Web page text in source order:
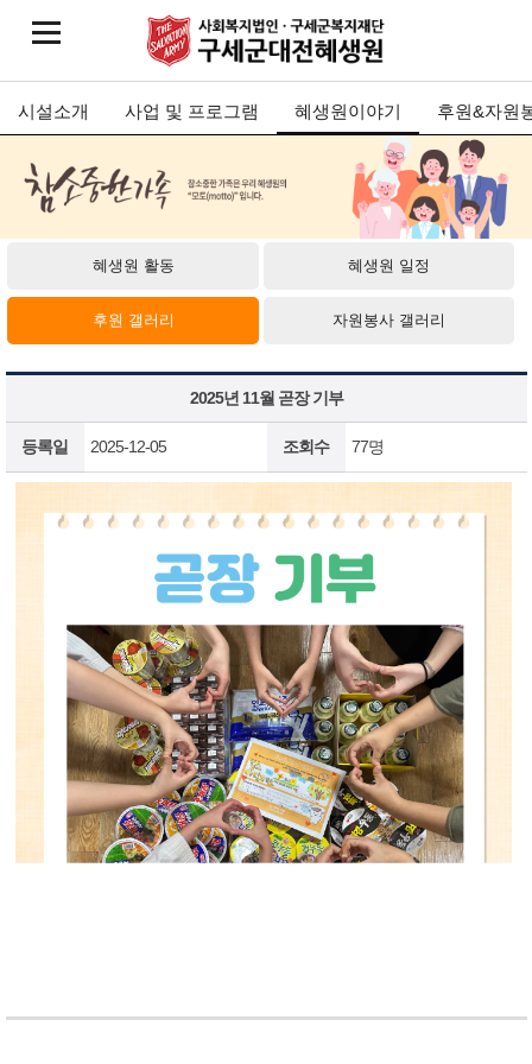
시설소개 사업 및 프로그램 혜생원이야기 후원&자원
혜생원 활동 혜생원 일정
후원 갤러리 자원봉사 갤러리
2025년 11월 곧장 기부
등록일 2025-12-05 조회수 77명